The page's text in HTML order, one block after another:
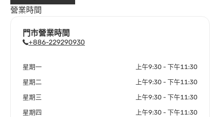
營業時間
門市營業時間
+886-229290930
星期一 上午9:30 - 下午11:30
星期二 上午9:30 - 下午11:30
星期三 上午9:30 - 下午11:30
星期四 上午9:30 - 下午11:30